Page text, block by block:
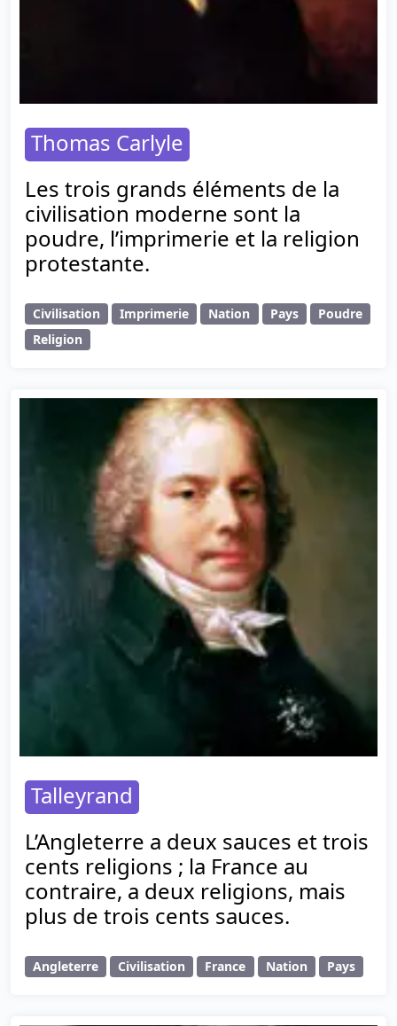
Thomas Carlyle
Les trois grands éléments de la
civilisation moderne sont la
poudre, l’imprimerie et la religion
protestante.
Civilisation Imprimerie Nation Pays
Poudre
Religion
Talleyrand
L’Angleterre a deux sauces et trois
cents religions ; la France au
contraire, a deux religions, mais
plus de trois cents sauces.
Angleterre Civilisation France Nation Pays